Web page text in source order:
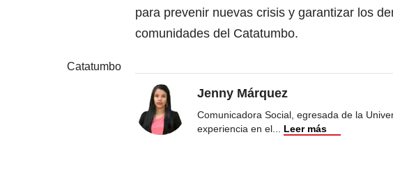
para prevenir nuevas crisis y garantizar los
comunidades del Catatumbo.
Catatumbo
Jenny Márquez
Comunicadora Social, egresada de la
experiencia en el... Leer más